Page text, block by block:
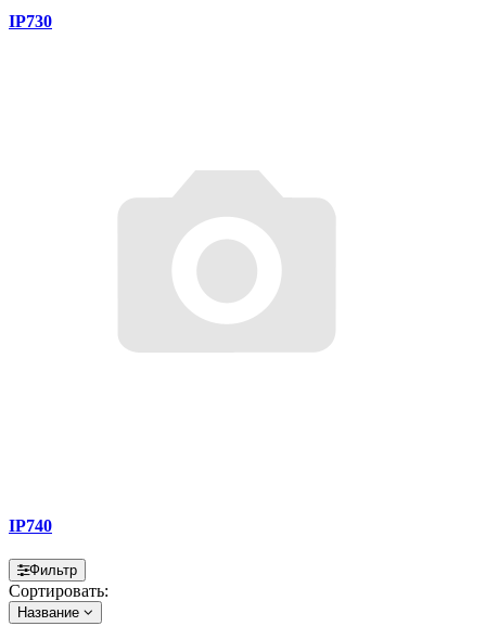
IP730
IP740
Фильтр
Сортировать:
Название